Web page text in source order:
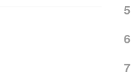
5
6
7